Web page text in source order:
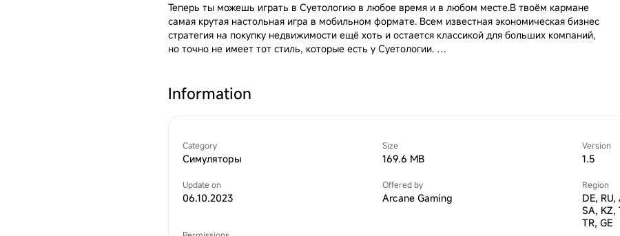
Теперь ты можешь играть в Суетологию в любое время и в любом месте.В твоём кармане
самая крутая настольная игра в мобильном формате. Всем известная экономическая бизнес
стратегия на покупку недвижимости ещё хоть и остается классикой для больших компаний,
но точно не имеет тот стиль, которые есть у Суетологии.
просто СУЕТОЛОГОМ! Покупай, продавай и торгуй недвижимостью по всему городу,
зарабатывая деньги и побеждая своих соперников. Играй с друзьями или с компьютером,
-Настольная классика, возрожденная для мобильных устройств
-Играйте с друзьями в режиме онлайн или с компьютером
-Используйте свою уникальную стратегию, чтобы победить соперников и стать самым
успешным игроком в Суетологии!
-Покупай недвижимость, собирай аренду и строй сети, чтобы стать королем этого города!
Information
Category
Симуляторы
Size
169.6 MB
Version
1.5
Update on
06.10.2023
Offered by
Arcane Gaming
Region
DE, RU,
SA, KZ,
TR, GE